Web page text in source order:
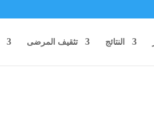
النتائج تثقيف المرضى